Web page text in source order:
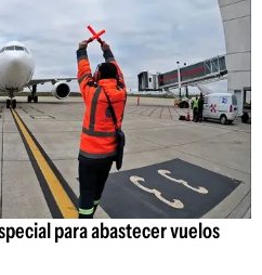
para abastecer vuelos